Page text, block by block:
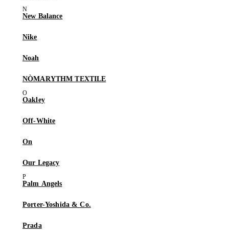
New Balance
Nike
Noah
NÒMARYTHM TEXTILE
Oakley
Off-White
On
Our Legacy
Palm Angels
Porter-Yoshida & Co.
Prada